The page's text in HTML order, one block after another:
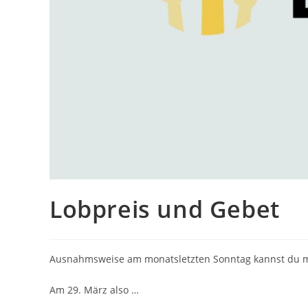
Lobpreis und Gebet
Ausnahmsweise am monatsletzten Sonntag kannst du
Am 29. März also …